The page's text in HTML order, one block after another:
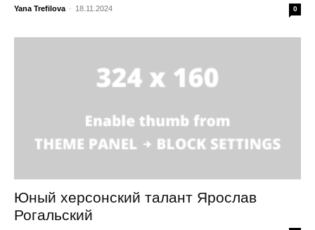
Yana Trefilova - 18.11.2024 0
Юный херсонский талант Ярослав
Рогальский